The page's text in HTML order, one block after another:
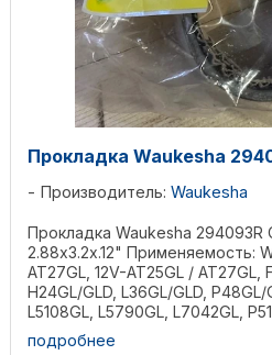
Прокладка Waukesha
Производитель: Waukesha
Прокладка Waukesha 294093R
2.88x3.2x.12" Применяемость:
AT27GL, 12V-AT25GL / AT27GL,
H24GL/GLD, L36GL/GLD, P48GL/
L5108GL, L5790GL, L7042GL,
подробнее